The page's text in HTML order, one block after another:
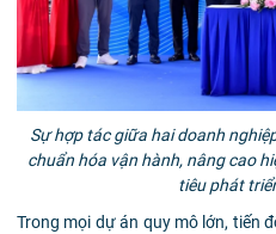
Sự hợp tác giữa hai doanh
chuẩn hóa vận hành, nâng cao
tiêu phát
Trong mọi dự án quy mô lớn, tiến